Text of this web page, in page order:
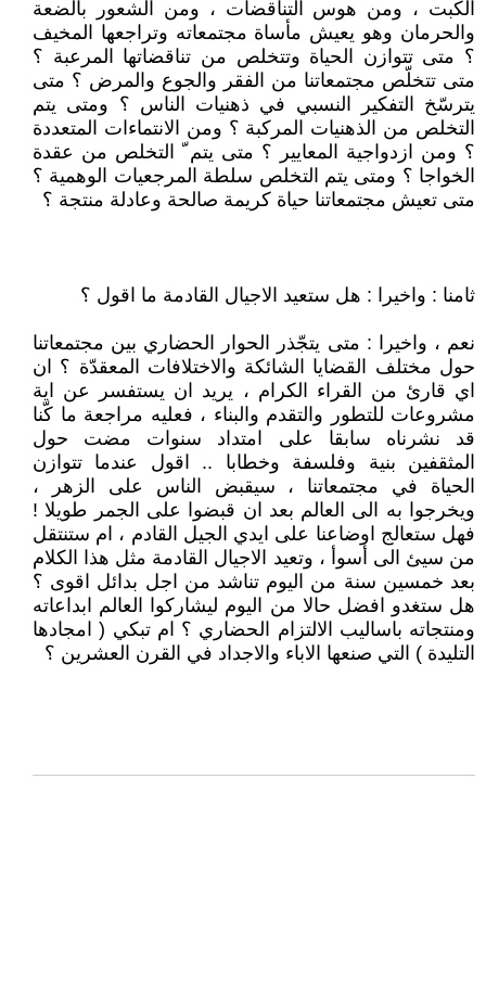
الكبت ، ومن هوس التناقضات ، ومن الشعور بالضعة
والحرمان وهو يعيش مأساة مجتمعاته وتراجعها المخيف
؟ متى تتوازن الحياة وتتخلص من تناقضاتها المرعبة ؟
متى تتخلّص مجتمعاتنا من الفقر والجوع والمرض ؟ متى
يترسّخ التفكير النسبي في ذهنيات الناس ؟ ومتى يتم
التخلص من الذهنيات المركبة ؟ ومن الانتماءات المتعددة
؟ ومن ازدواجية المعايير ؟ متى يتم ّ التخلص من عقدة
الخواجا ؟ ومتى يتم التخلص سلطة المرجعيات الوهمية ؟
متى تعيش مجتمعاتنا حياة كريمة صالحة وعادلة منتجة ؟
ثامنا : واخيرا : هل ستعيد الاجيال القادمة ما اقول ؟
نعم ، واخيرا : متى يتجّذر الحوار الحضاري بين مجتمعاتنا
حول مختلف القضايا الشائكة والاختلافات المعقدّة ؟ ان
اي قارئ من القراء الكرام ، يريد ان يستفسر عن اية
مشروعات للتطور والتقدم والبناء ، فعليه مراجعة ما كّنا
قد نشرناه سابقا على امتداد سنوات مضت حول
المثقفين بنية وفلسفة وخطابا .. اقول عندما تتوازن
الحياة في مجتمعاتنا ، سيقبض الناس على الزهر ،
ويخرجوا به الى العالم بعد ان قبضوا على الجمر طويلا !
فهل ستعالج اوضاعنا على ايدي الجيل القادم ، ام ستنتقل
من سيئ الى أسوأ ، وتعيد الاجيال القادمة مثل هذا الكلام
بعد خمسين سنة من اليوم تناشد من اجل بدائل اقوى ؟
هل ستغدو افضل حالا من اليوم ليشاركوا العالم ابداعاته
ومنتجاته باساليب الالتزام الحضاري ؟ ام تبكي ( امجادها
التليدة ) التي صنعها الاباء والاجداد في القرن العشرين ؟